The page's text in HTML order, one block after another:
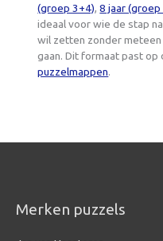
(groep 3+4),8 jaar (groep
ideaal voor wie de stap
wil zetten zonder
gaan. Dit formaat past
puzzelmappen.
Merken puzzels